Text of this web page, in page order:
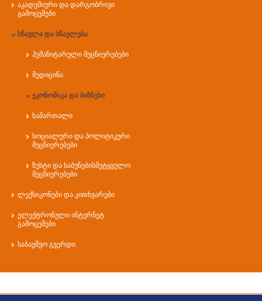
აკადემიური და დარგობრივი
გამოცემები
სწავლა და სწავლება
ჰუმანიტარული მეცნიერებები
მედიცინა
ეკონომიკა და ბიზნესი
სამართალი
სოციალური და პოლიტიკური
მეცნიერებები
ზუსტი და საბუნებისმეტყველო
მეცნიერებები
ლექსიკონები და კითხვარები
ელექტრონული ინტერნეტ
გამოცემები
საბავშვო გვერდი